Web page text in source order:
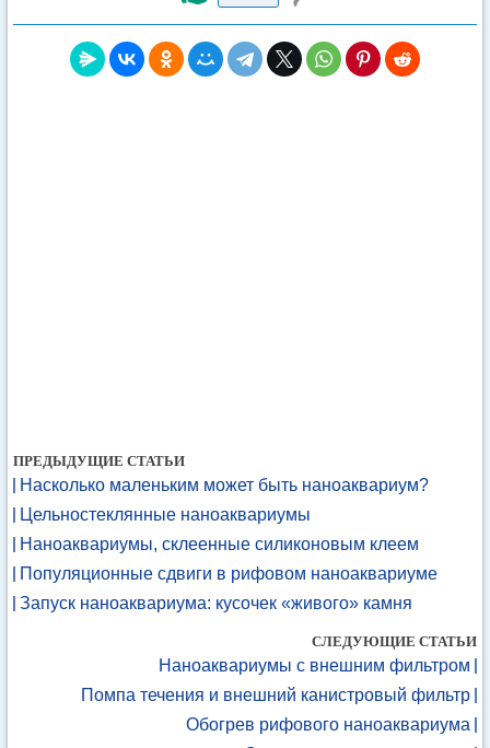
ПРЕДЫДУЩИЕ СТАТЬИ
Насколько маленьким может быть наноаквариум?
Цельностеклянные наноаквариумы
Наноаквариумы, склеенные силиконовым клеем
Популяционные сдвиги в рифовом наноаквариуме
Запуск наноаквариума: кусочек «живого» камня
СЛЕДУЮЩИЕ СТАТЬИ
Наноаквариумы с внешним фильтром
Помпа течения и внешний канистровый фильтр
Обогрев рифового наноаквариума